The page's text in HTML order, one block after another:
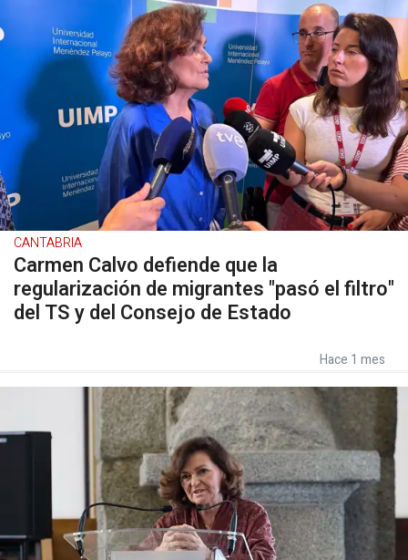
CANTABRIA
Carmen Calvo defiende que la
regularización de migrantes "pasó el filtro"
del TS y del Consejo de Estado
Hace 1 mes